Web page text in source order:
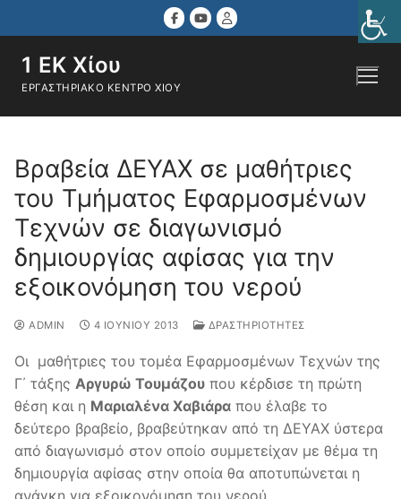
στο
περιεχόμενο
1 ΕΚ Χίου
ΕΡΓΑΣΤΗΡΙΑΚΌ ΚΈΝΤΡΟ ΧΊΟΥ
Βραβεία ΔΕΥΑΧ σε μαθήτριες
του Τμήματος Εφαρμοσμένων
Τεχνών σε διαγωνισμό
δημιουργίας αφίσας για την
εξοικονόμηση του νερού
ADMIN 4 ΙΟΥΝΊΟΥ 2013 ΔΡΑΣΤΗΡΙΌΤΗΤΕΣ
Οι μαθήτριες του τομέα Εφαρμοσμένων Τεχνών της
Γ΄ τάξης Αργυρώ Τουμάζου που κέρδισε τη πρώτη
θέση και η Μαριαλένα Χαβιάρα που έλαβε το
δεύτερο βραβείο, βραβεύτηκαν από τη ΔΕΥΑΧ ύστερα
από διαγωνισμό στον οποίο συμμετείχαν με θέμα τη
δημιουργία αφίσας στην οποία θα αποτυπώνεται η
ανάγκη για εξοικονόμηση του νερού.